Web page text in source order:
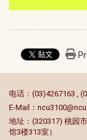
电话：(03)4267163 ,
E-Mail：
地址：(320317) 桃园
馆3楼313室）